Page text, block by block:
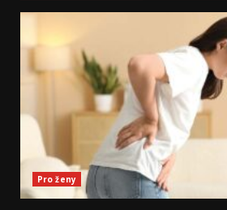
Pro ženy